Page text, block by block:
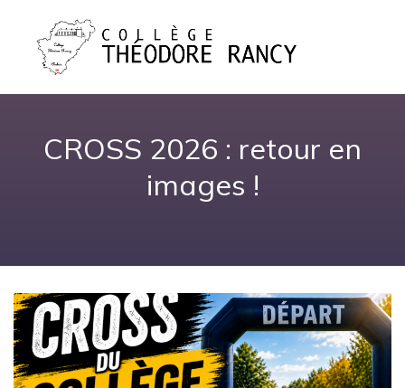
CROSS 2026 : retour en
images !